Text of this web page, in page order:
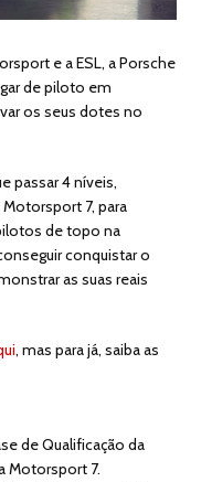
e a ESL, a Porsche
de piloto em
os seus dotes no
passar 4 níveis,
7, para
de topo na
conquistar o
as suas reais
, mas para já, saiba as
de Qualificação da
Motorsport 7.